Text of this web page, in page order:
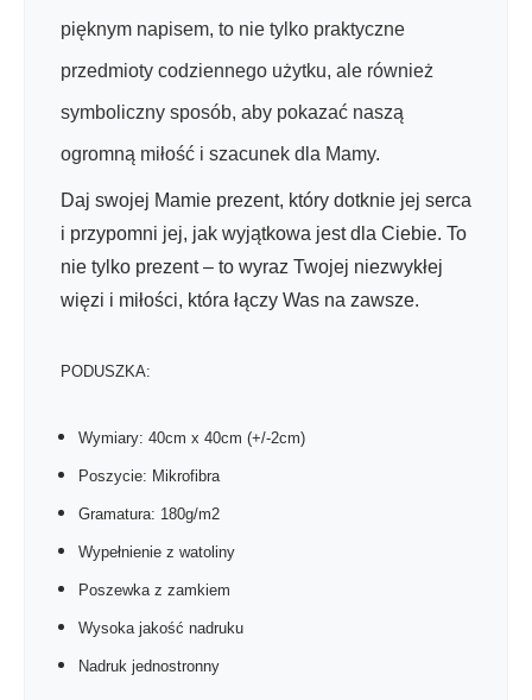
pięknym napisem, to nie tylko praktyczne
przedmioty codziennego użytku, ale również
symboliczny sposób, aby pokazać naszą
ogromną miłość i szacunek dla Mamy.
Daj swojej Mamie prezent, który dotknie jej serca
i przypomni jej, jak wyjątkowa jest dla Ciebie. To
nie tylko prezent – to wyraz Twojej niezwykłej
więzi i miłości, która łączy Was na zawsze.
PODUSZKA:
Wymiary: 40cm x 40cm (+/-2cm)
Poszycie: Mikrofibra
Gramatura: 180g/m2
Wypełnienie z watoliny
Poszewka z zamkiem
Wysoka jakość nadruku
Nadruk jednostronny